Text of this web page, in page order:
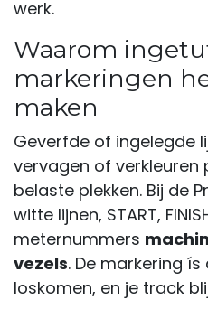
werk.
Waarom
markeringen
maken
Geverfde of ingelegde
vervagen of
belaste plekken. Bij de
witte lijnen, START,
meternummers
vezels. De markering
loskomen, en je track